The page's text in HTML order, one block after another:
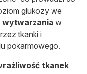
glukozy we
wytwarzania w
tkanki i
pokarmowego.
tkanek